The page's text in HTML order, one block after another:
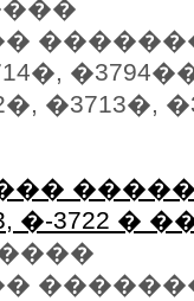
�3713�,
�-3722 �